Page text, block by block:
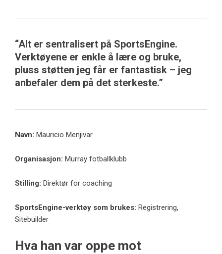
“Alt er sentralisert på SportsEngine.
Verktøyene er enkle å lære og bruke,
pluss støtten jeg får er fantastisk – jeg
anbefaler dem på det sterkeste.”
Navn: Mauricio Menjivar
Organisasjon: Murray fotballklubb
Stilling: Direktør for coaching
SportsEngine-verktøy som brukes: Registrering,
Sitebuilder
Hva han var oppe mot